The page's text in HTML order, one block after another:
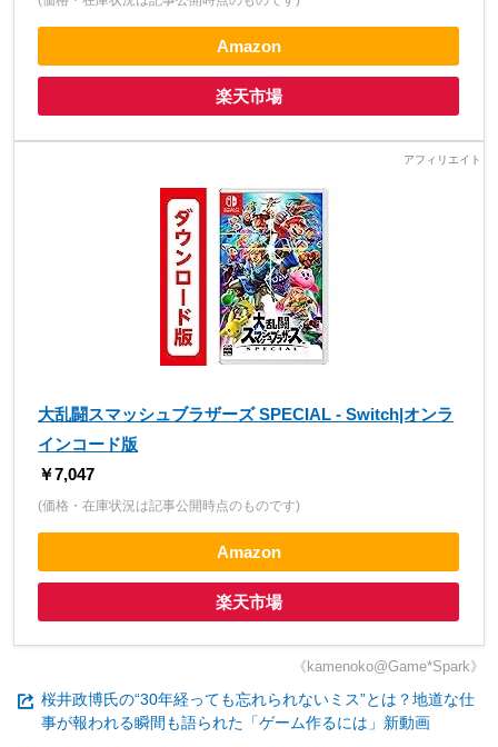
Amazon
楽天市場
大乱闘スマッシュブラザーズ SPECIAL - Switch|オンラ
インコード版
￥7,047
(価格・在庫状況は記事公開時点のものです)
Amazon
楽天市場
《kamenoko@Game*Spark》
桜井政博氏の“30年経っても忘れられないミス”とは？地道な仕
事が報われる瞬間も語られた「ゲーム作るには」新動画